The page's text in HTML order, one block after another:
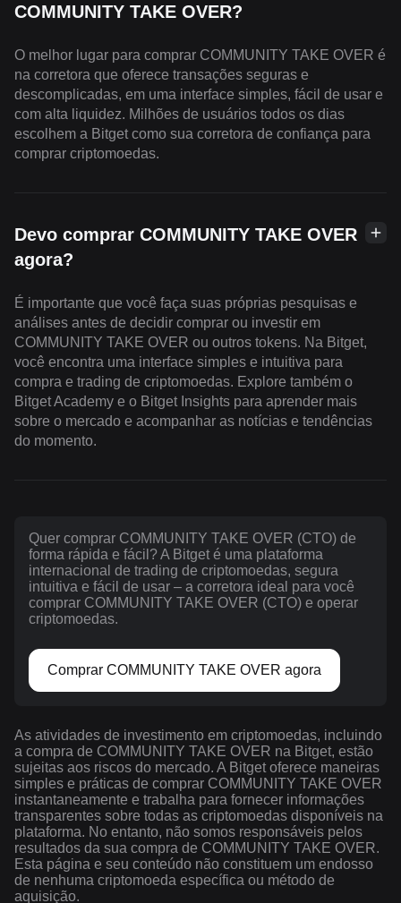
COMMUNITY TAKE OVER?
O melhor lugar para comprar COMMUNITY TAKE OVER é
na corretora que oferece transações seguras e
descomplicadas, em uma interface simples, fácil de usar e
com alta liquidez. Milhões de usuários todos os dias
escolhem a Bitget como sua corretora de confiança para
comprar criptomoedas.
Devo comprar COMMUNITY TAKE OVER
agora?
É importante que você faça suas próprias pesquisas e
análises antes de decidir comprar ou investir em
COMMUNITY TAKE OVER ou outros tokens. Na Bitget,
você encontra uma interface simples e intuitiva para
compra e trading de criptomoedas. Explore também o
Bitget Academy e o Bitget Insights para aprender mais
sobre o mercado e acompanhar as notícias e tendências
do momento.
Quer comprar COMMUNITY TAKE OVER (CTO) de
forma rápida e fácil? A Bitget é uma plataforma
internacional de trading de criptomoedas, segura
intuitiva e fácil de usar – a corretora ideal para você
comprar COMMUNITY TAKE OVER (CTO) e operar
criptomoedas.
Comprar COMMUNITY TAKE OVER agora
As atividades de investimento em criptomoedas, incluindo
a compra de COMMUNITY TAKE OVER na Bitget, estão
sujeitas aos riscos do mercado. A Bitget oferece maneiras
simples e práticas de comprar COMMUNITY TAKE OVER
instantaneamente e trabalha para fornecer informações
transparentes sobre todas as criptomoedas disponíveis na
plataforma. No entanto, não somos responsáveis pelos
resultados da sua compra de COMMUNITY TAKE OVER.
Esta página e seu conteúdo não constituem um endosso
de nenhuma criptomoeda específica ou método de
aquisição.